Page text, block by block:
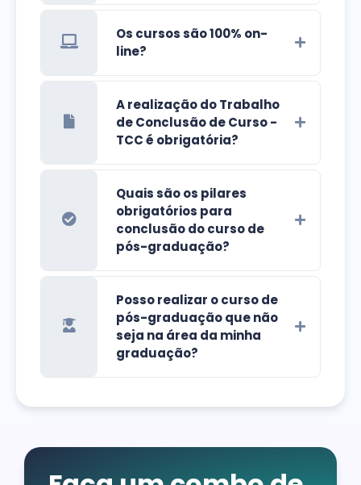
Os cursos são 100% on-
line?
A realização do Trabalho
de Conclusão de Curso -
TCC é obrigatória?
Quais são os pilares
obrigatórios para
conclusão do curso de
pós-graduação?
Posso realizar o curso de
pós-graduação que não
seja na área da minha
graduação?